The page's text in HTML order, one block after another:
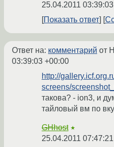
25.04.2011
Показать ответ
Ответ на: комментарий от
03:39:03 +00:00
http://
screens/
такова? - ion3, и
тайловый вм по
GHhost ★
25.04.2011